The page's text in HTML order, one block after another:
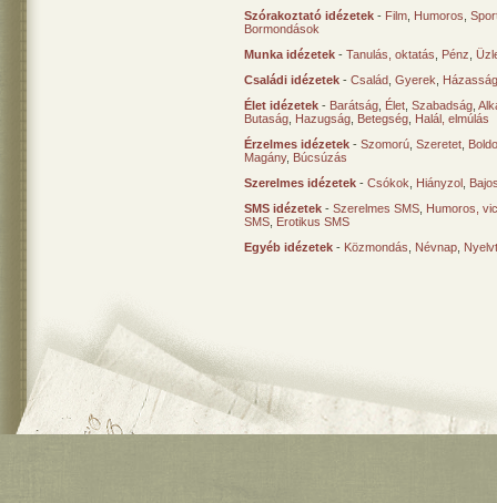
Szórakoztató idézetek - Film Humoros
Bormondások
Munka idézetek - Tanulás, oktatás Pénz
Családi idézetek - Család Gyerek
Élet idézetek - Barátság Élet Szabadság
Butaság Hazugság Betegség Halál, elmúlás
Érzelmes idézetek - Szomorú Szeretet
Magány, Búcsúzás
Szerelmes idézetek - Csókok Hiányzol
SMS idézetek - Szerelmes SMS Humoros,
SMS Erotikus SMS
Egyéb idézetek - Közmondás Névnap